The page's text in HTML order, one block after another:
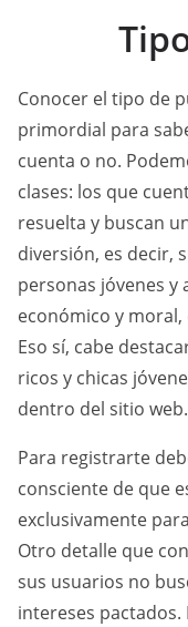
Conocer el tipo de
primordial para
cuenta o no.
clases: los que
resuelta y buscan
diversión, es decir,
personas jóvenes y
económico y moral,
Eso sí, cabe
ricos y chicas
dentro del sitio web.
Para registrarte
consciente de que
exclusivamente
Otro detalle que
sus usuarios no
intereses